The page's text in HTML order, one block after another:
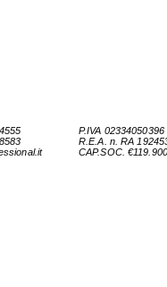
P.IVA 02334050396
R.E.A. n. RA
CAP.SOC.